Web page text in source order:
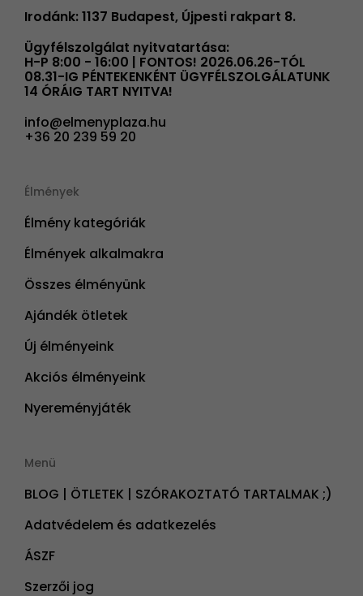
Irodánk: 1137 Budapest, Újpesti rakpart 8.
Ügyfélszolgálat nyitvatartása:
H-P 8:00 - 16:00 | FONTOS! 2026.06.26-TÓL
08.31-IG PÉNTEKENKÉNT ÜGYFÉLSZOLGÁLATUNK
14 ÓRÁIG TART NYITVA!
info@elmenyplaza.hu
+36 20 239 59 20
Élmények
Élmény kategóriák
Élmények alkalmakra
Összes élményünk
Ajándék ötletek
Új élményeink
Akciós élményeink
Nyereményjáték
Menü
BLOG | ÖTLETEK | SZÓRAKOZTATÓ TARTALMAK ;)
Adatvédelem és adatkezelés
ÁSZF
Szerzői jog